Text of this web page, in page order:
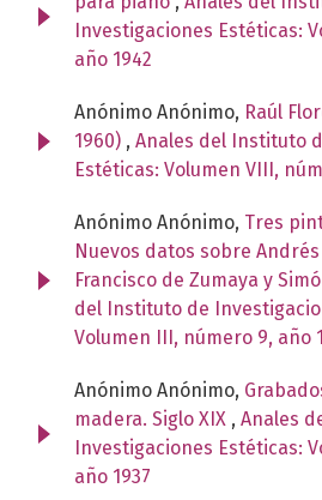
Investigaciones Estéticas:
año 1942
Anónimo Anónimo, Raúl
1960) , Anales del Instituto
Estéticas: Volumen VIII,
Anónimo Anónimo, Tres
Nuevos datos sobre
Francisco de Zumaya y
del Instituto de
Volumen III, número 9, año
Anónimo Anónimo,
madera. Siglo XIX , Anales
Investigaciones Estéticas:
año 1937